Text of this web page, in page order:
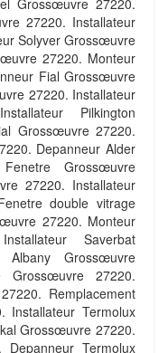
Grossœuvre 27220.
27220. Installateur
Solyver Grossœuvre
27220. Monteur
Fial Grossœuvre
27220. Installateur
Pilkington
Grossœuvre 27220.
Depanneur Alder
Grossœuvre
27220. Installateur
double vitrage
27220. Monteur
Saverbat
Grossœuvre
27220.
Remplacement
Installateur Termolux
Grossœuvre 27220.
Depanneur Termolux